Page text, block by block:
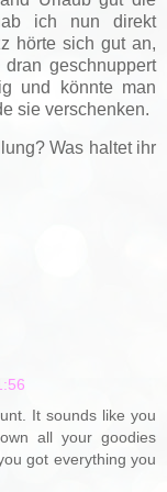
ich nun direkt
hörte sich gut an,
geschnuppert
und könnte man
sie verschenken.
Was haltet ihr
It sounds like you
all your goodies
got everything you